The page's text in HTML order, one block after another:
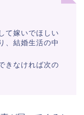
て嫁いでほしい
、結婚生活の中
きなければ次の